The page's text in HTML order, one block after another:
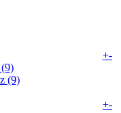
+-
(9)
(9)
+-